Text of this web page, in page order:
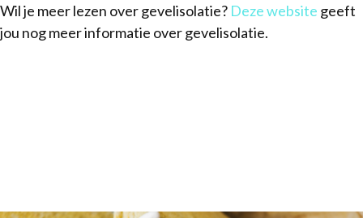
Wil je meer lezen over gevelisolatie? Deze website geeft
jou nog meer informatie over gevelisolatie.